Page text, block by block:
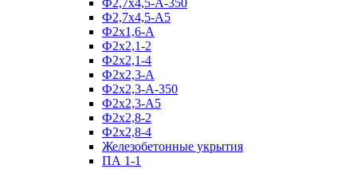
Ф2,7х4,5-А5
Ф2х1,6-А
Ф2х2,1-2
Ф2х2,1-4
Ф2х2,3-А
Ф2х2,3-А-350
Ф2х2,3-А5
Ф2х2,8-2
Ф2х2,8-4
Железобетонные укрытия
ПА 1-1